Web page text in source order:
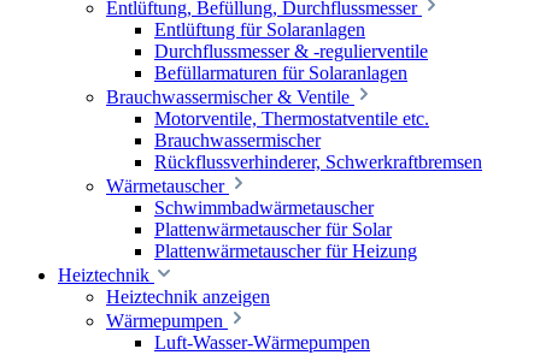
Entlüftung, Befüllung, Durchflussmesser
Entlüftung für Solaranlagen
Durchflussmesser & -regulierventile
Befüllarmaturen für Solaranlagen
Brauchwassermischer & Ventile
Motorventile, Thermostatventile etc.
Brauchwassermischer
Rückflussverhinderer, Schwerkraftbremsen
Wärmetauscher
Schwimmbadwärmetauscher
Plattenwärmetauscher für Solar
Plattenwärmetauscher für Heizung
Heiztechnik
Heiztechnik anzeigen
Wärmepumpen
Luft-Wasser-Wärmepumpen